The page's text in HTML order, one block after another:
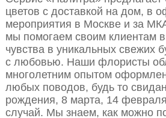
цветов с доставкой на дом, в
мероприятия в Москве и за
мы помогаем своим клиентам
чувства в уникальных свежих
с любовью. Наши флористы
многолетним опытом
любых поводов, будь то
рождения, 8 марта, 14
случай. Мы знаем, как можно